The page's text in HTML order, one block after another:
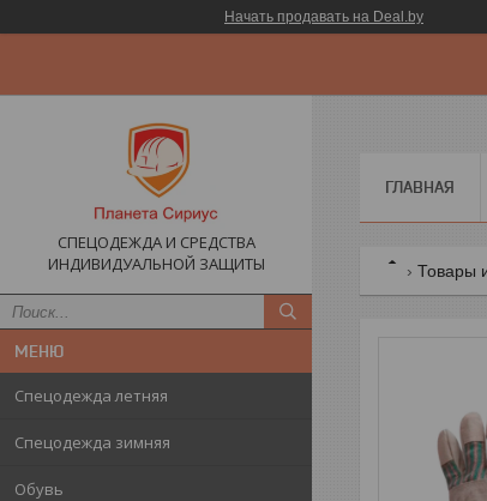
Начать продавать на Deal.by
СПЕЦОДЕЖДА И СРЕДСТВА
ИНДИВИДУАЛЬНОЙ ЗАЩИТЫ
Спецодежда летняя
Спецодежда зимняя
Обувь
ГЛАВНАЯ
Товары